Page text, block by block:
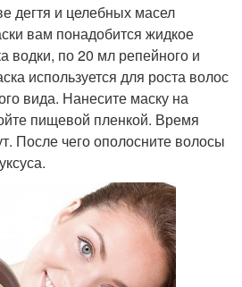
дегтя и целебных масел
вам понадобится жидкое
водки, по 20 мл репейного и
используется для роста волос
вида. Нанесите маску на
пищевой пленкой. Время
После чего ополосните волосы